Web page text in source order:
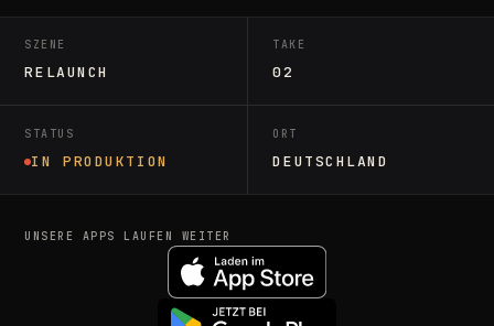
SZENE
RELAUNCH
TAKE
02
STATUS
IN PRODUKTION
ORT
DEUTSCHLAND
UNSERE APPS LAUFEN WEITER